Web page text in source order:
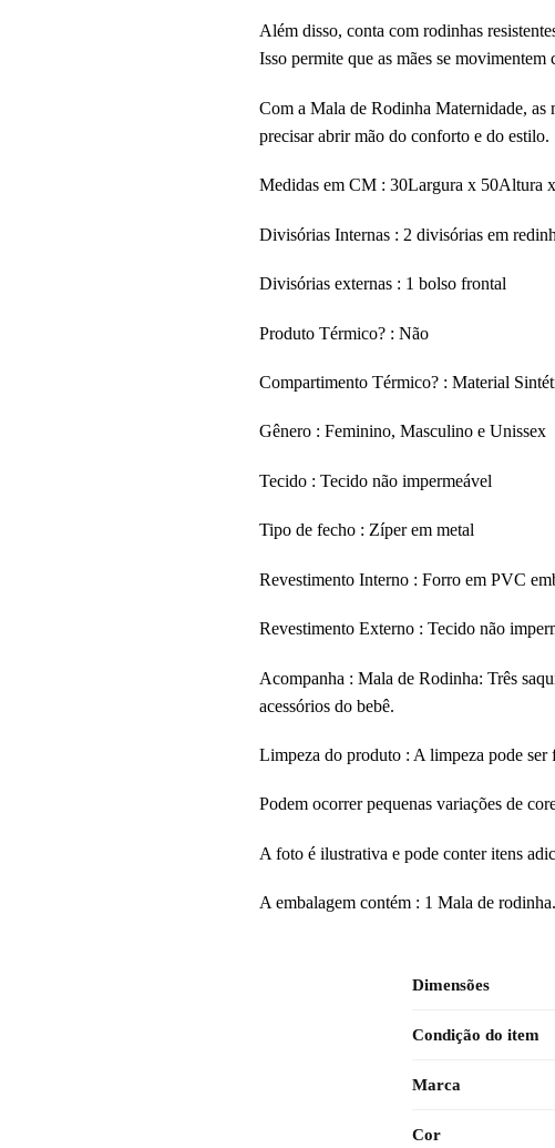
Além disso, conta com rodinhas
Isso permite que as mães se
Com a Mala de Rodinha Maternidade, as
precisar abrir mão do conforto e do estilo.
Medidas em CM : 30Largura x 50Altura
Divisórias Internas : 2 divisórias em
Divisórias externas : 1 bolso frontal
Produto Térmico? : Não
Compartimento Térmico? : Material
Gênero : Feminino, Masculino e Unissex
Tecido : Tecido não impermeável
Tipo de fecho : Zíper em metal
Revestimento Interno : Forro em PVC
Revestimento Externo : Tecido não
Acompanha : Mala de Rodinha: Três
acessórios do bebê.
Limpeza do produto : A limpeza pode ser
Podem ocorrer pequenas variações de
A foto é ilustrativa e pode conter itens
A embalagem contém : 1 Mala de rodinha.
Dimensões
Condição do item
Marca
Cor